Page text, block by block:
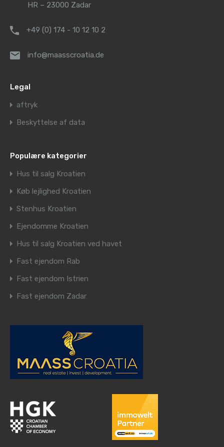
HR – 23000 Zadar
+49 (0) 174 - 10 12 10 2
info@maasscroatia.de
Legal
aftryk
Beskyttelse af data
Populære kategorier
Hus til salg Kroatien
Køb lejlighed Kroatien
Stenhus Kroatien
Ejendomme Kroatien
Hus til salg Kroatien ved havet
Fast ejendom Rab
Fast ejendom Istrien
Fast ejendom Zadar